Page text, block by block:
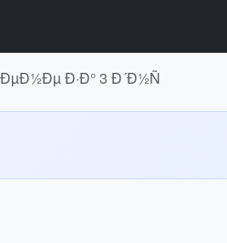
Ð·Ð° 3 Ð´Ð½Ñ